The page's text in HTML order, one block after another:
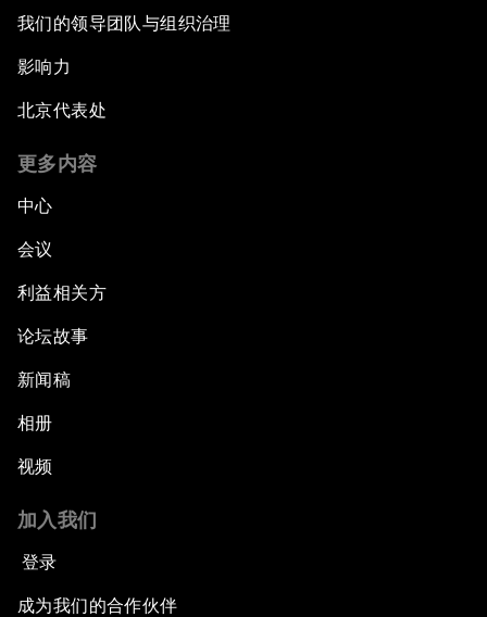
我们的领导团队与组织治理
影响力
北京代表处
更多内容
中心
会议
利益相关方
论坛故事
新闻稿
相册
视频
加入我们
登录
成为我们的合作伙伴